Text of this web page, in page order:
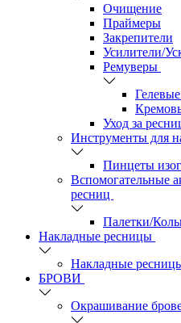
Очищение
Праймеры
Закрепители
Усилители/
Ремуверы
Уход за
Инструменты для
Пинцеты
Вспомогательные
ресниц
Палетки/
Накладные ресницы
Накладные
БРОВИ
Окрашивание